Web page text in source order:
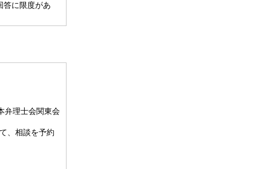
答に限度があ
して30分以内）
務所によって
弁理士会関東会
、相談を予約